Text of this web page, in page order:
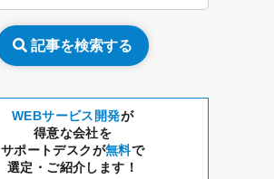
記事を検索する
WEBサービス開発が
得意な会社を
サポートデスクが無料で
選定・ご紹介します！